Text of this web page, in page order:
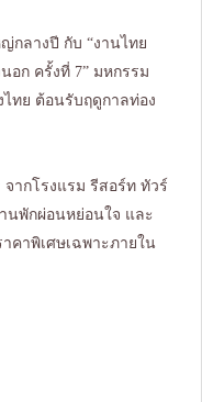
กลางปี กับ “งานไทย
อก ครั้งที่ 7” มหกรรม
ทย ต้อนรับฤดูกาลท่อง
จากโรงแรม รีสอร์ท ทัวร์
นพักผ่อนหย่อนใจ และ
คาพิเศษเฉพาะภายใน